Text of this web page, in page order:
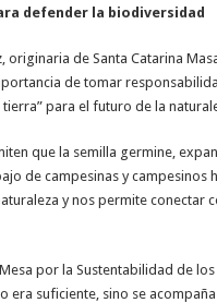
defender la biodiversidad
originaria de Santa Catarina
de tomar
para el futuro de la
que la semilla germine,
de campesinas y
y nos permite conectar
por la Sustentabilidad de
era suficiente, sino se